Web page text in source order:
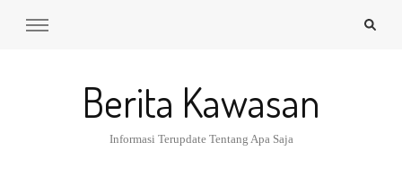
Berita Kawasan
Informasi Terupdate Tentang Apa Saja